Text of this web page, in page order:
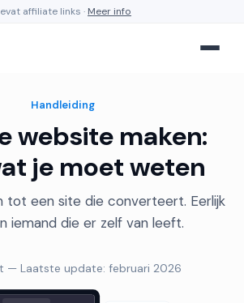
affiliate links · Meer info
Handleiding
website maken:
je moet weten
tot een site die converteert. Eerlijk
iemand die er zelf van leeft.
— Laatste update: februari 2026